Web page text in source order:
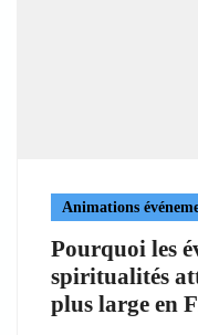
Animations
Pourquoi les
spiritualités
plus large en